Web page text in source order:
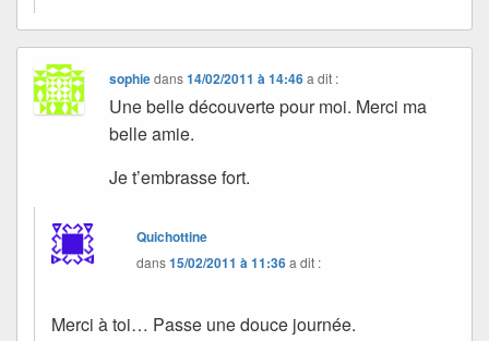
sophiedans14/02/2011 à 14:46 a dit :
Une belle découverte pour moi. Merci ma
belle amie.
Je t’embrasse fort.
Quichottine
dans15/02/2011 à 11:36a dit :
Merci à toi… Passe une douce journée.